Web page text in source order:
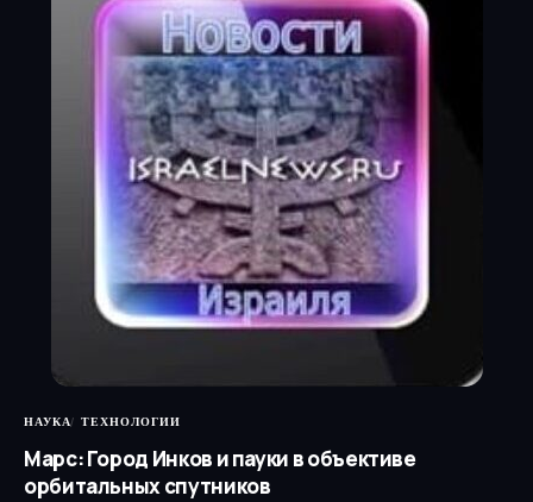
НАУКА ТЕХНОЛОГИИ
Марс: Город Инков и пауки в объективе
орбитальных спутников